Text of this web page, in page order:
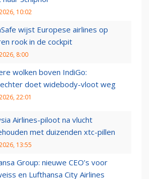
10:02
wijst Europese airlines op
rook in de cockpit
8:00
wolken boven IndiGo:
doet widebody-vloot weg
22:01
Airlines-piloot na vlucht
met duizenden xtc-pillen
13:55
Group: nieuwe CEO’s voor
en Lufthansa City Airlines